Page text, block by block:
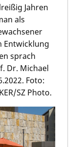
Jahren
als
Entwicklung
sprach
Dr. Michael
Foto:
SZ Photo.